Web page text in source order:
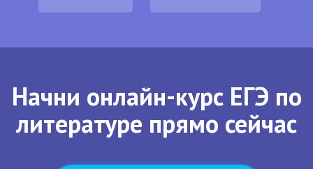
Начни онлайн-курс ЕГЭ по
литературе прямо сейчас